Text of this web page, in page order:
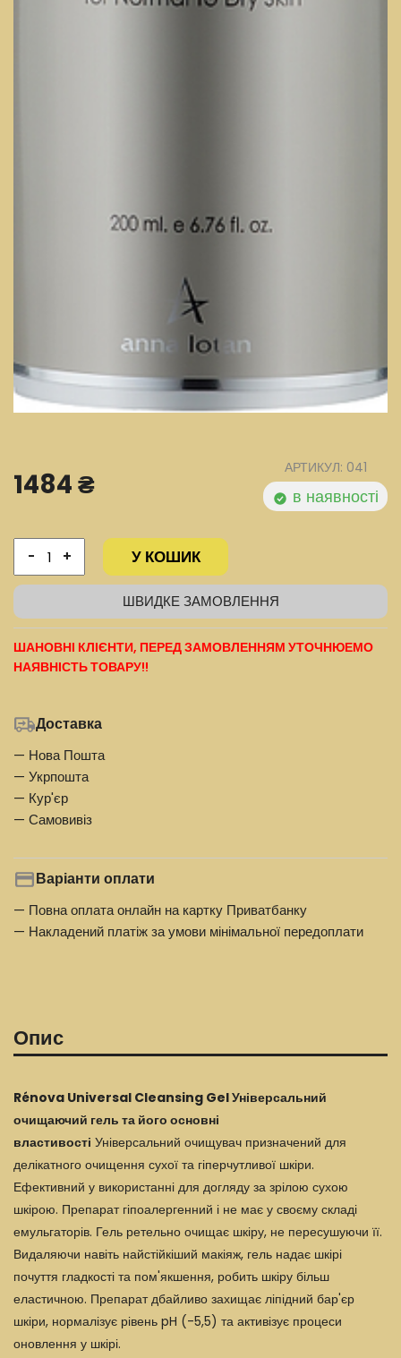
1484 ₴ АРТИКУЛ: 041
в наявності
- + У КОШИК
ШВИДКЕ ЗАМОВЛЕННЯ
ШАНОВНІ КЛІЄНТИ, ПЕРЕД ЗАМОВЛЕННЯМ УТОЧНЮЕМО
НАЯВНІСТЬ ТОВАРУ!!
Доставка
— Нова Пошта
— Укрпошта
— Кур'єр
— Самовивіз
Варіанти оплати
— Повна оплата онлайн на картку Приватбанку
— Накладений платіж за умови мінімальної передоплати
Опис
Rénova Universal Cleansing Gel Універсальний
очищаючий гель та його основні
властивості Універсальний очищувач призначений для
делікатного очищення сухої та гіперчутливої шкіри.
Ефективний у використанні для догляду за зрілою сухою
шкірою. Препарат гіпоалергенний і не має у своєму складі
емульгаторів. Гель ретельно очищає шкіру, не пересушуючи її.
Видаляючи навіть найстійкіший макіяж, гель надає шкірі
почуття гладкості та пом'якшення, робить шкіру більш
еластичною. Препарат дбайливо захищає ліпідний бар'єр
шкіри, нормалізує рівень pH (-5,5) та активізує процеси
оновлення у шкірі.